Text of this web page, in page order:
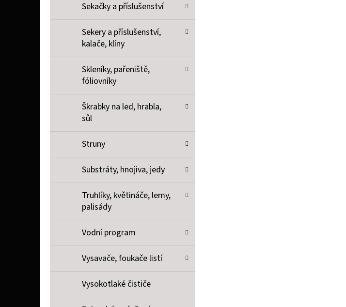
Sekačky a příslušenství
Sekery a příslušenství,
kalače, klíny
Skleníky, pařeniště,
fóliovníky
Škrabky na led, hrabla,
sůl
Struny
Substráty, hnojiva, jedy
Truhlíky, květináče, lemy,
palisády
Vodní program
Vysavače, foukače listí
Vysokotlaké čističe